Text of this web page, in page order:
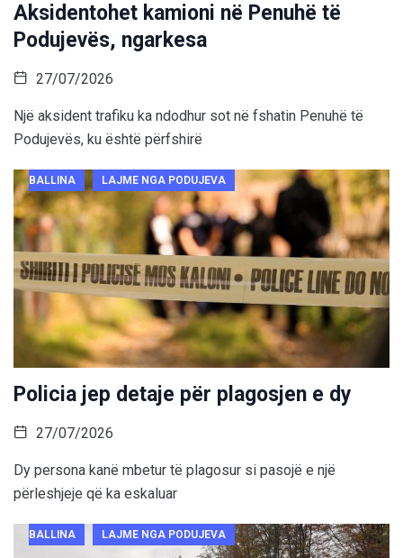
Aksidentohet kamioni në Penuhë të
Podujevës, ngarkesa
27/07/2026
Një aksident trafiku ka ndodhur sot në fshatin Penuhë të
Podujevës, ku është përfshirë
BALLINA LAJME NGA PODUJEVA
Policia jep detaje për plagosjen e dy
27/07/2026
Dy persona kanë mbetur të plagosur si pasojë e një
përleshjeje që ka eskaluar
BALLINA LAJME NGA PODUJEVA